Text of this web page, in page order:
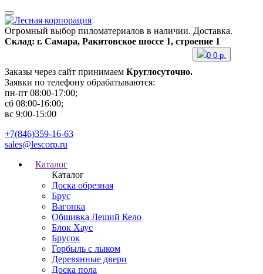
Огромный выбор пиломатериалов в наличии. Доставка.
Склад: г. Самара, Ракитовское шоссе 1, строение 1
Заказы через сайт принимаем Круглосуточно.
Заявки по телефону обрабатываются:
пн-пт 08:00-17:00;
сб 08:00-16:00;
вс 9:00-15:00
0 0 р.
+7(846)359-16-63
sales@lescorp.ru
Каталог
Каталог
Доска обрезная
Брус
Вагонка
Обшивка Леший Кело
Блок Хаус
Брусок
Горбыль с лыком
Деревянные двери
Доска пола